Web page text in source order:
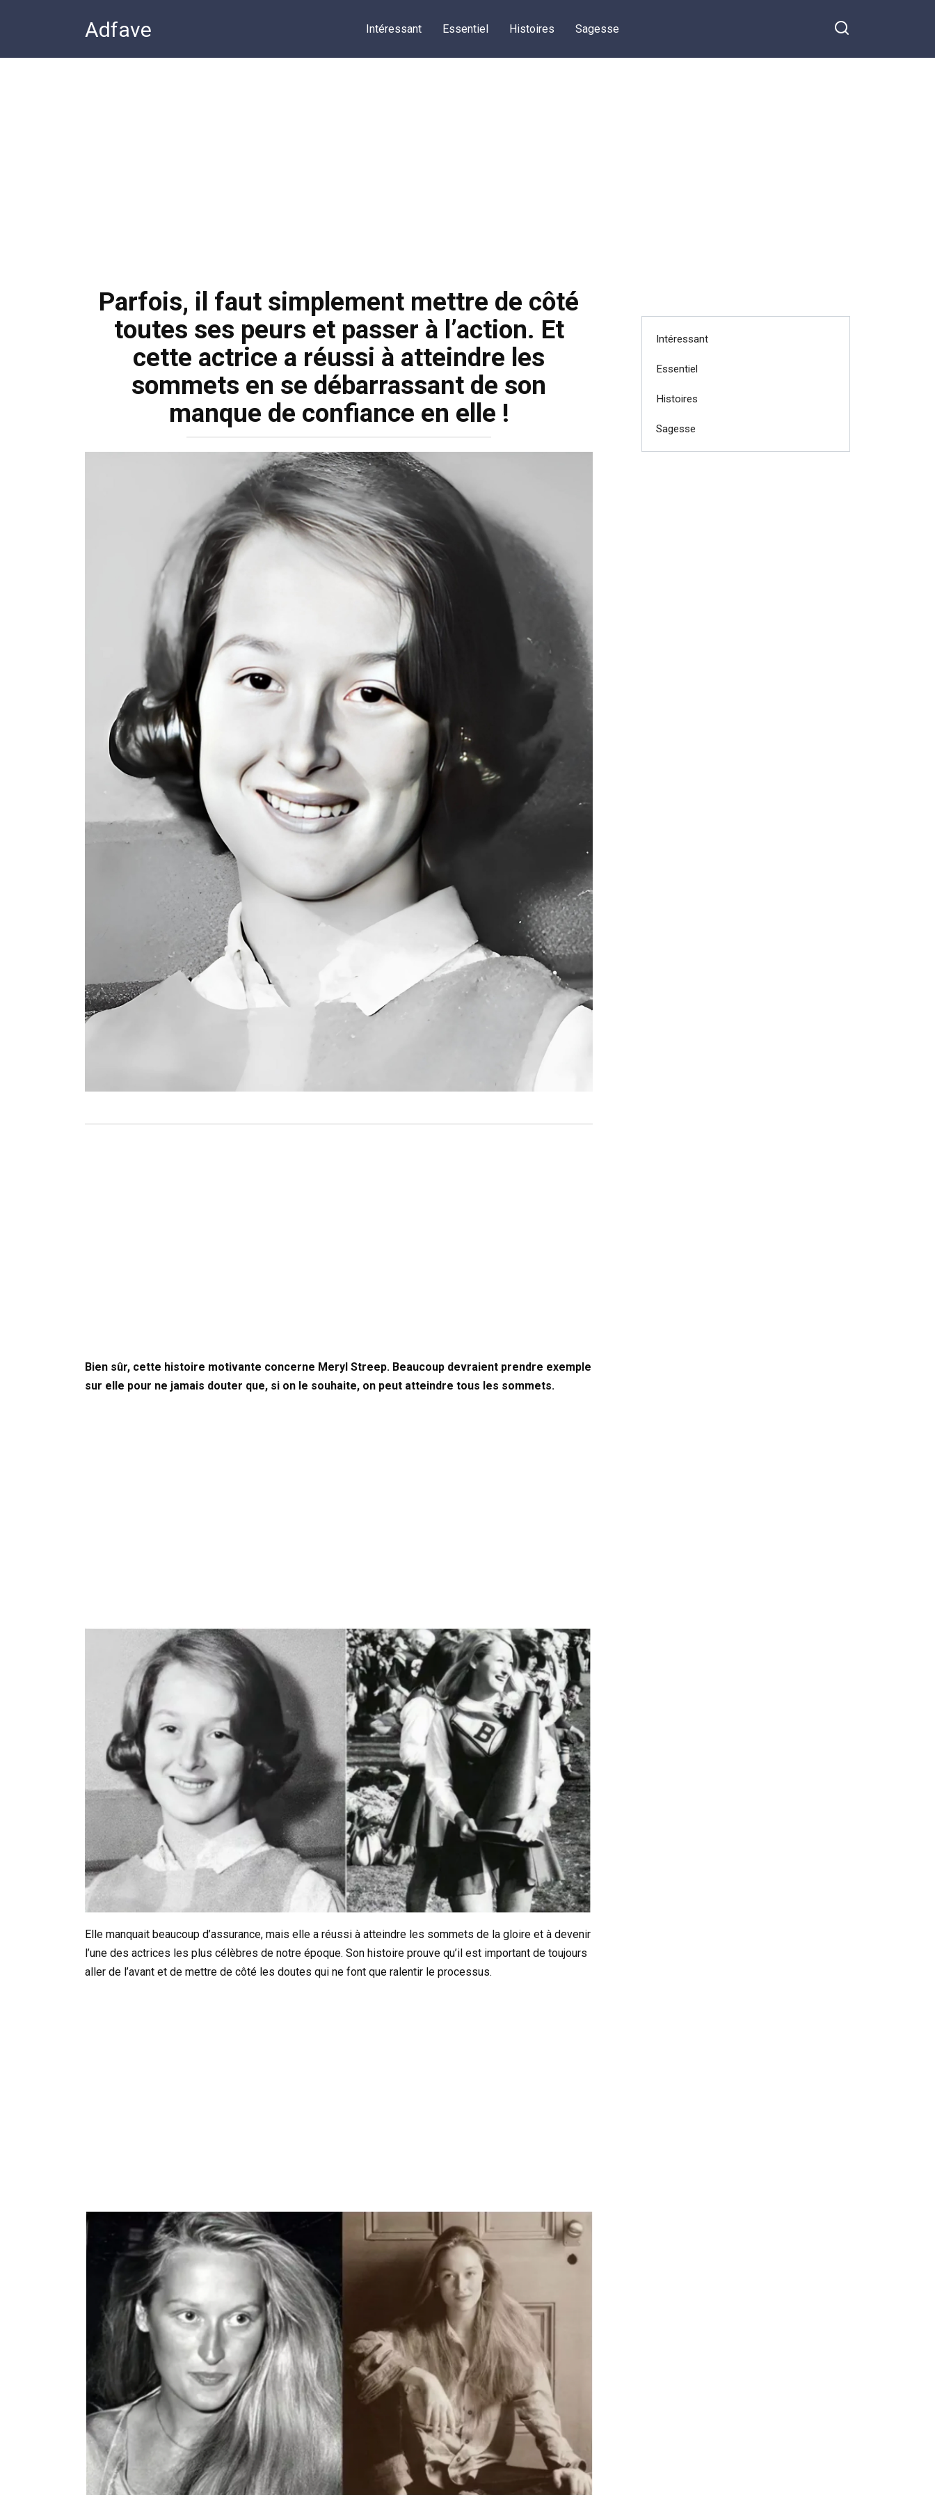
Adfave Intéressant Essentiel Histoires Sagesse
Parfois, il faut simplement mettre de côté
toutes ses peurs et passer à l’action. Et
cette actrice a réussi à atteindre les
sommets en se débarrassant de son
manque de confiance en elle !
Bien sûr, cette histoire motivante concerne Meryl Streep. Beaucoup devraient prendre exemple
sur elle pour ne jamais douter que, si on le souhaite, on peut atteindre tous les sommets.
Elle manquait beaucoup d’assurance, mais elle a réussi à atteindre les sommets de la gloire et à devenir
l’une des actrices les plus célèbres de notre époque. Son histoire prouve qu’il est important de toujours
aller de l’avant et de mettre de côté les doutes qui ne font que ralentir le processus.
Intéressant
Essentiel
Histoires
Sagesse